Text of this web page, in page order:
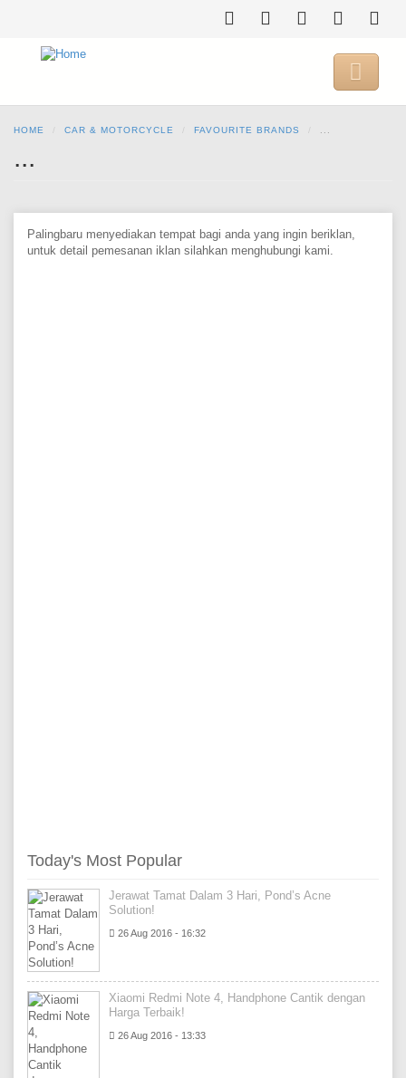

HOME CAR & MOTORCYCLE FAVOURITE BRANDS
...
Palingbaru menyediakan tempat bagi anda yang ingin beriklan,
untuk detail pemesanan iklan silahkan menghubungi kami.
Today's Most Popular
Jerawat Tamat Dalam 3 Hari, Pond’s Acne
Solution!
26 Aug 2016 - 16:32
Xiaomi Redmi Note 4, Handphone Cantik dengan
Harga Terbaik!
26 Aug 2016 - 13:33